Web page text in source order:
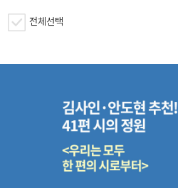
전체선택